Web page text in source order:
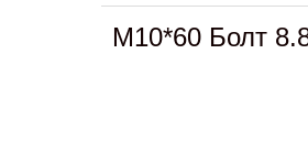
M10*60 Болт